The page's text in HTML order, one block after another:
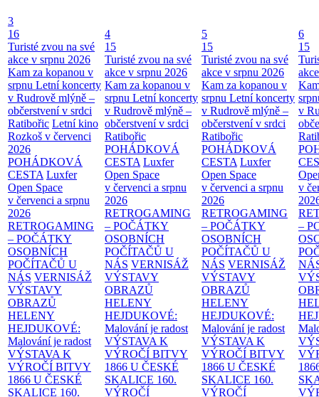
3
16
Turisté zvou na své
akce v srpnu 2026
Kam za kopanou v
srpnu Letní koncerty
v Rudrově mlýně –
občerstvení v srdci
Ratibořic Letní kino
Rozkoš v červenci
2026
POHÁDKOVÁ
CESTA Luxfer
Open Space
v červenci a srpnu
2026
RETROGAMING
– POČÁTKY
OSOBNÍCH
POČÍTAČŮ U
NÁS VERNISÁŽ
VÝSTAVY
OBRAZŮ
HELENY
HEJDUKOVÉ:
Malování je radost
VÝSTAVA K
VÝROČÍ BITVY
1866 U ČESKÉ
SKALICE 160.
4
15
Turisté zvou na své
akce v srpnu 2026
Kam za kopanou v
srpnu Letní koncerty
v Rudrově mlýně –
občerstvení v srdci
Ratibořic
POHÁDKOVÁ
CESTA Luxfer
Open Space
v červenci a srpnu
2026
RETROGAMING
– POČÁTKY
OSOBNÍCH
POČÍTAČŮ U
NÁS VERNISÁŽ
VÝSTAVY
OBRAZŮ
HELENY
HEJDUKOVÉ:
Malování je radost
VÝSTAVA K
VÝROČÍ BITVY
1866 U ČESKÉ
SKALICE 160.
VÝROČÍ
5
15
Turisté zvou na své
akce v srpnu 2026
Kam za kopanou v
srpnu Letní koncerty
v Rudrově mlýně –
občerstvení v srdci
Ratibořic
POHÁDKOVÁ
CESTA Luxfer
Open Space
v červenci a srpnu
2026
RETROGAMING
– POČÁTKY
OSOBNÍCH
POČÍTAČŮ U
NÁS VERNISÁŽ
VÝSTAVY
OBRAZŮ
HELENY
HEJDUKOVÉ:
Malování je radost
VÝSTAVA K
VÝROČÍ BITVY
1866 U ČESKÉ
SKALICE 160.
VÝROČÍ
6
15
v
v
–